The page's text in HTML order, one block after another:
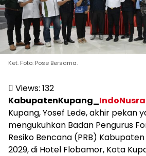
Ket. Foto: Pose Bersama.
Views: 132
KabupatenKupang_
Kupang, Yosef Lede, akhir pekan
mengukuhkan Badan Pengurus
Resiko Bencana (PRB)
2029, di Hotel Flobamor, Kota